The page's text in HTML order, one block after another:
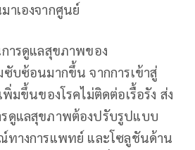
าเองจากศูนย์
ารดูแลสุขภาพของ
บซ้อนมากขึ้น จากการเข้าสู่
พิ่มขึ้นของโรคไม่ติดต่อเรื้อรัง ส่ง
ดูแลสุขภาพต้องปรับรูปแบบ
ทางการแพทย์ และโซลูชันด้าน